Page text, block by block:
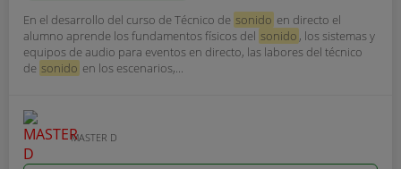
En el desarrollo del curso de Técnico de sonido en directo el
alumno aprende los fundamentos físicos del sonido , los sistemas y
equipos de audio para eventos en directo, las labores del técnico
de sonido en los escenarios,...
MASTER D